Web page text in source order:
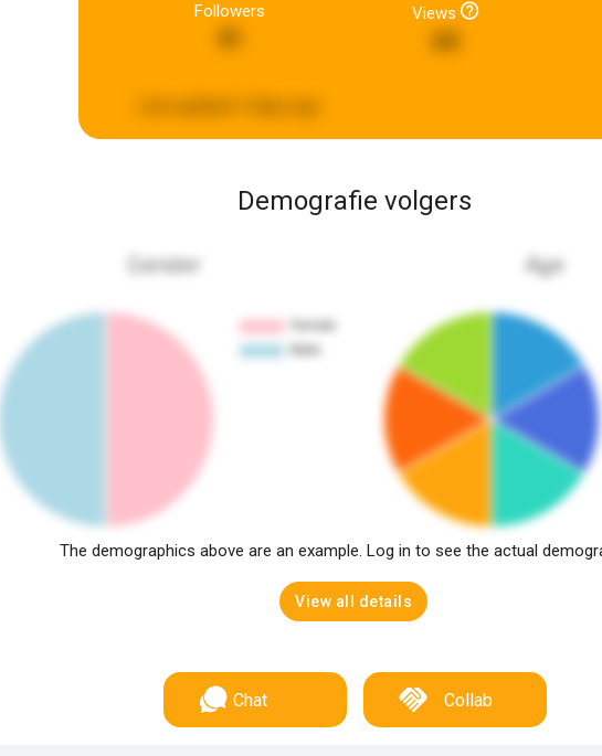
Followers Views
Demografie volgers
Gender Age
The demographics above are an example. Log in to see the actual
View all details
Chat Collab